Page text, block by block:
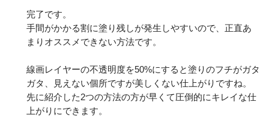
完了です。
手間がかかる割に塗り残しが発生しやすいので、正直あ
まりオススメできない方法です。
線画レイヤーの不透明度を50%にすると塗りのフチがガタ
ガタ、見えない個所ですが美しくない仕上がりですね。
先に紹介した2つの方法の方が早くて圧倒的にキレイな仕
上がりにできます。